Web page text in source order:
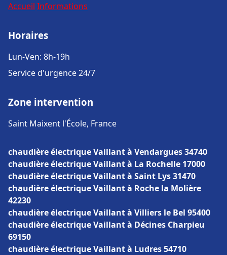
Accueil Informations
Horaires
Lun-Ven: 8h-19h
Service d'urgence 24/7
Zone intervention
Saint Maixent l'École, France
chaudière électrique Vaillant à Vendargues 34740
chaudière électrique Vaillant à La Rochelle 17000
chaudière électrique Vaillant à Saint Lys 31470
chaudière électrique Vaillant à Roche la Molière
42230
chaudière électrique Vaillant à Villiers le Bel 95400
chaudière électrique Vaillant à Décines Charpieu
69150
chaudière électrique Vaillant à Ludres 54710